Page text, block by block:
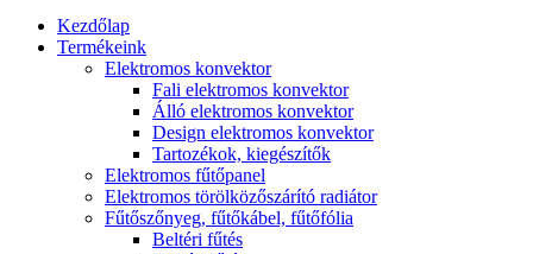
Kezdőlap
Termékeink
Elektromos konvektor
Fali elektromos konvektor
Álló elektromos konvektor
Design elektromos konvektor
Tartozékok, kiegészítők
Elektromos fűtőpanel
Elektromos törölközőszárító radiátor
Fűtőszőnyeg, fűtőkábel, fűtőfólia
Beltéri fűtés